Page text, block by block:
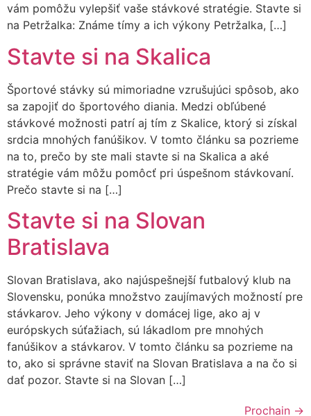
vám pomôžu vylepšiť vaše stávkové stratégie. Stavte si
na Petržalka: Známe tímy a ich výkony Petržalka, […]
Stavte si na Skalica
Športové stávky sú mimoriadne vzrušujúci spôsob, ako
sa zapojiť do športového diania. Medzi obľúbené
stávkové možnosti patrí aj tím z Skalice, ktorý si získal
srdcia mnohých fanúšikov. V tomto článku sa pozrieme
na to, prečo by ste mali stavte si na Skalica a aké
stratégie vám môžu pomôcť pri úspešnom stávkovaní.
Prečo stavte si na […]
Stavte si na Slovan
Bratislava
Slovan Bratislava, ako najúspešnejší futbalový klub na
Slovensku, ponúka množstvo zaujímavých možností pre
stávkarov. Jeho výkony v domácej lige, ako aj v
európskych súťažiach, sú lákadlom pre mnohých
fanúšikov a stávkarov. V tomto článku sa pozrieme na
to, ako si správne staviť na Slovan Bratislava a na čo si
dať pozor. Stavte si na Slovan […]
Prochain →